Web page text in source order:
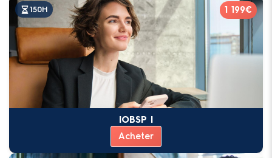
150H 1 199€
IOBSP I
Acheter